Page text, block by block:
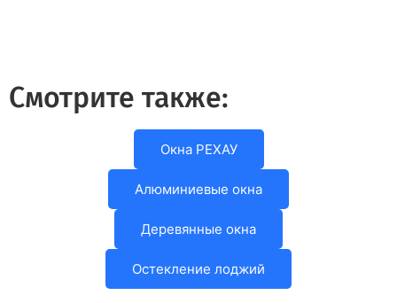
Смотрите также:
Окна РЕХАУ
Алюминиевые окна
Деревянные окна
Остекление лоджий